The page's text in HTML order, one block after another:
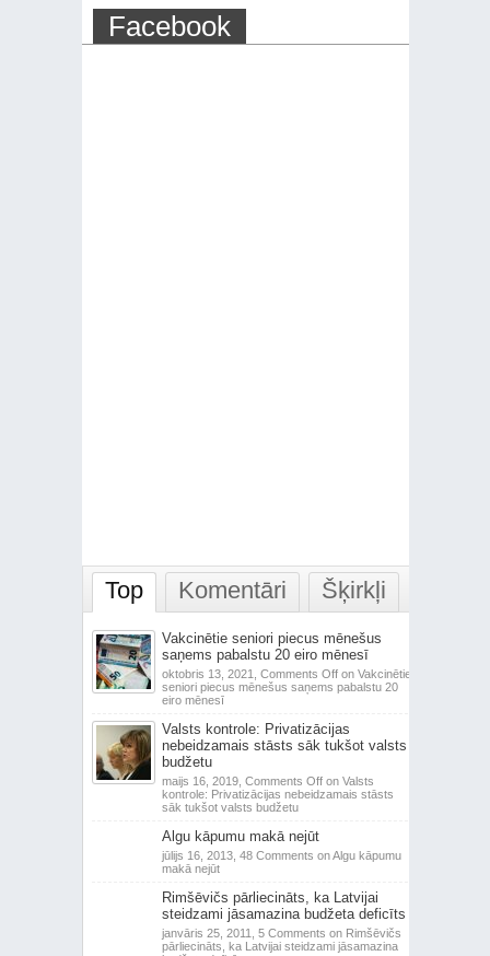
Facebook
Top Komentāri Šķirkļi
Vakcinētie seniori piecus mēnešus
saņems pabalstu 20 eiro mēnesī
oktobris 13, 2021, Comments Offon Vakcinētie
seniori piecus mēnešus saņems pabalstu 20
eiro mēnesī
Valsts kontrole: Privatizācijas
nebeidzamais stāsts sāk tukšot valsts
budžetu
maijs 16, 2019, Comments Offon Valsts
kontrole: Privatizācijas nebeidzamais stāsts
sāk tukšot valsts budžetu
Algu kāpumu makā nejūt
jūlijs 16, 2013, 48 Comments on Algu kāpumu
makā nejūt
Rimšēvičs pārliecināts, ka Latvijai
steidzami jāsamazina budžeta deficīts
janvāris 25, 2011, 5 Comments on Rimšēvičs
pārliecināts, ka Latvijai steidzami jāsamazina